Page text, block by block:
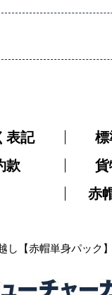
表記
標
款
貨
赤
し【赤帽単身パック